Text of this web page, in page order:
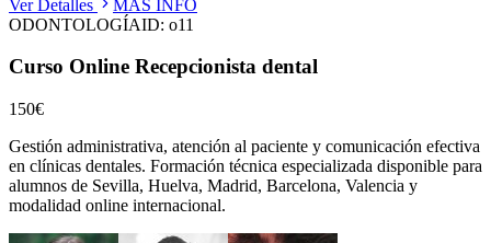
Ver Detalles
MÁS INFO
ODONTOLOGÍAID: o11
Curso Online Recepcionista dental
150€
Gestión administrativa, atención al paciente y comunicación efectiva
en clínicas dentales. Formación técnica especializada disponible para
alumnos de Sevilla, Huelva, Madrid, Barcelona, Valencia y
modalidad online internacional.